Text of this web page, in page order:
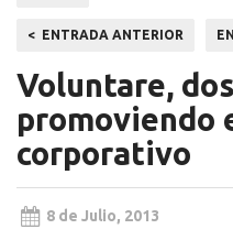
Navegación
de
entradas
ENTRADA ANTERIOR
Voluntare,
promoviendo
corporativo
8 de Julio, 2013